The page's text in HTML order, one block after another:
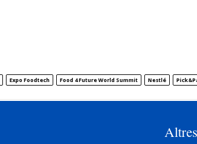
Expo Foodtech Food 4 Future World Summit Nestlé